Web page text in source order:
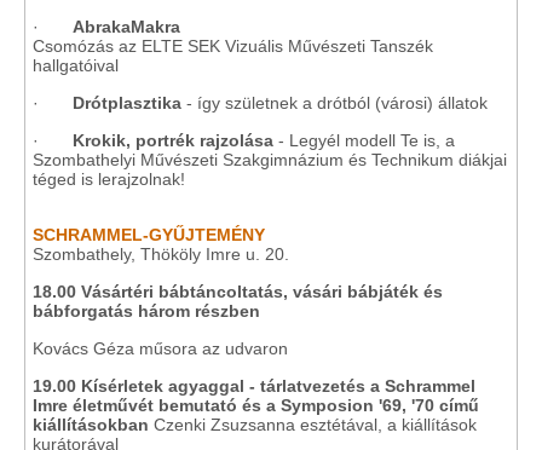
· AbrakaMakra
Csomózás az ELTE SEK Vizuális Művészeti Tanszék
hallgatóival
· Drótplasztika - így születnek a drótból (városi) állatok
· Krokik, portrék rajzolása - Legyél modell Te is, a
Szombathelyi Művészeti Szakgimnázium és Technikum diákjai
téged is lerajzolnak!
SCHRAMMEL-GYŰJTEMÉNY
Szombathely, Thököly Imre u. 20.
18.00 Vásártéri bábtáncoltatás, vásári bábjáték és
bábforgatás három részben
Kovács Géza műsora az udvaron
19.00 Kísérletek agyaggal - tárlatvezetés a Schrammel
Imre életművét bemutató és a Symposion '69, '70 című
kiállításokban Czenki Zsuzsanna esztétával, a kiállítások
kurátorával